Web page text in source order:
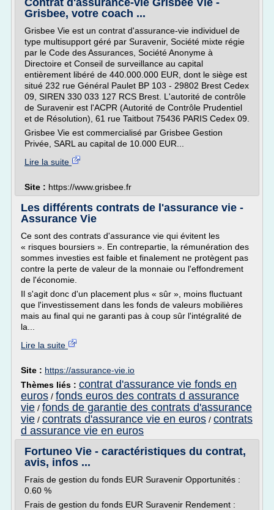
Contrat d'assurance-vie Grisbee Vie -
Grisbee, votre coach ...
Grisbee Vie est un contrat d'assurance-vie individuel de
type multisupport géré par Suravenir, Société mixte régie
par le Code des Assurances, Société Anonyme à
Directoire et Conseil de surveillance au capital
entièrement libéré de 440.000.000 EUR, dont le siège est
situé 232 rue Général Paulet BP 103 - 29802 Brest Cedex
09, SIREN 330 033 127 RCS Brest. L'autorité de contrôle
de Suravenir est l'ACPR (Autorité de Contrôle Prudentiel
et de Résolution), 61 rue Taitbout 75436 PARIS Cedex 09.
Grisbee Vie est commercialisé par Grisbee Gestion
Privée, SARL au capital de 10.000 EUR...
Lire la suite
Site : https://www.grisbee.fr
Les différents contrats de l'assurance vie -
Assurance Vie
Ce sont des contrats d'assurance vie qui évitent les
« risques boursiers ». En contrepartie, la rémunération des
sommes investies est faible et finalement ne protègent pas
contre la perte de valeur de la monnaie ou l'effondrement
de l'économie.
Il s'agit donc d'un placement plus « sûr », moins fluctuant
que l'investissement dans les fonds de valeurs mobilières
mais au final qui ne garanti pas à coup sûr l'intégralité de
la...
Lire la suite
Site : https://assurance-vie.io
Thèmes liés : contrat d'assurance vie fonds en
euros / fonds euros des contrats d assurance
vie / fonds de garantie des contrats d'assurance
vie / contrats d'assurance vie en euros / contrats
d assurance vie en euros
Fortuneo Vie - caractéristiques du contrat,
avis, infos ...
Frais de gestion du fonds EUR Suravenir Opportunités :
0.60 %
Frais de gestion du fonds EUR Suravenir Rendement :